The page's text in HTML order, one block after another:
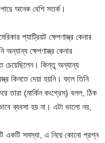
অনেক বেশি সতর্ক।
প্যাট্রিয়ট ক্ষেপণাস্ত্র কেনার
ক্ষেপণাস্ত্র কেনার
চেয়েছিলেন। কিন্তু অন্যান্য
কিনতে দেয়া হয়নি। ফলে তিনি
তারা (মার্কিন কংগ্রেস) বলল, ঠিক
ব্যবসা হয় না। এটা ভালো নয়,
একটি সমস্যা, এ নিয়ে কোনো প্রশ্ন